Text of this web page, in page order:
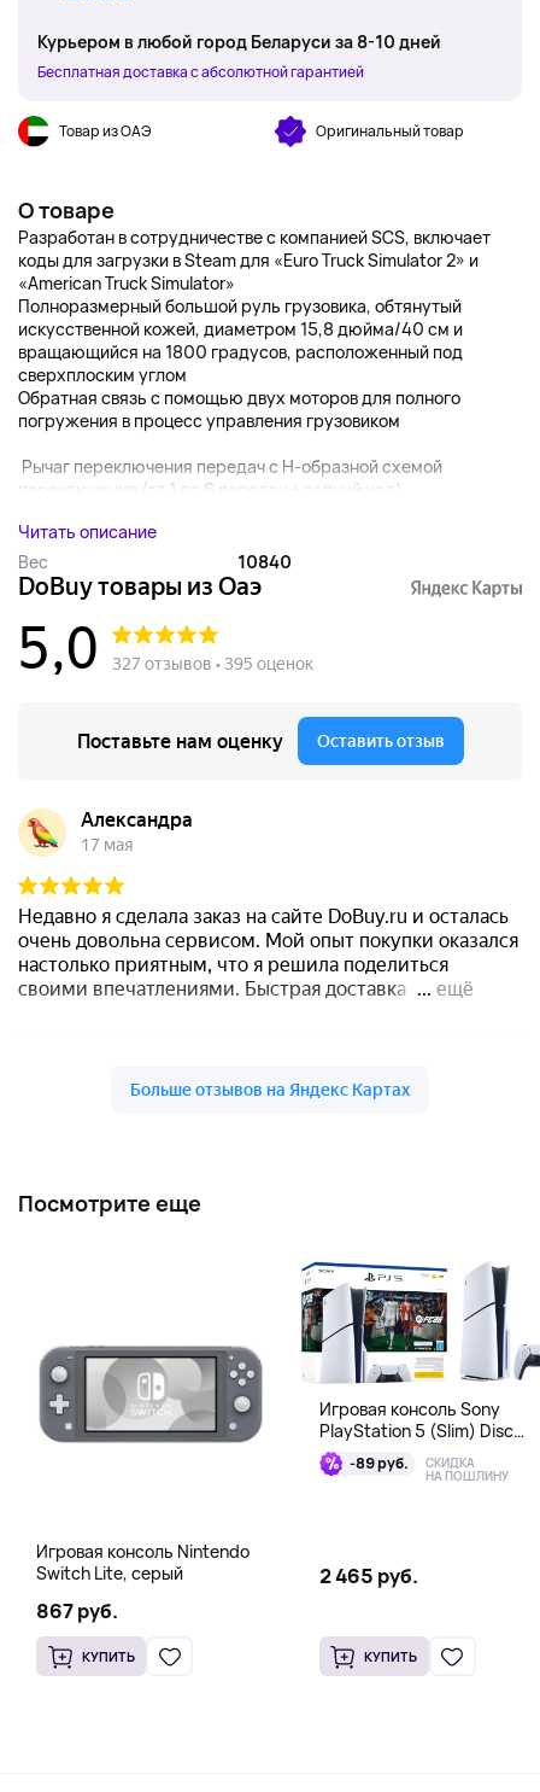
Курьером в любой город Беларуси за 8-10 дней
Бесплатная доставка с абсолютной гарантией
Товар из ОАЭ Оригинальный товар
О товаре
Разработан в сотрудничестве с компанией SCS, включает
коды для загрузки в Steam для «Euro Truck Simulator 2» и
«American Truck Simulator»
Полноразмерный большой руль грузовика, обтянутый
искусственной кожей, диаметром 15,8 дюйма/40 см и
вращающийся на 1800 градусов, расположенный под
сверхплоским углом
Обратная связь с помощью двух моторов для полного
погружения в процесс управления грузовиком
Рычаг переключения передач с H-образной схемой
переключения (от 1 до 6 передач + задний ход),...
Читать описание
Вес
10840
Посмотрите еще
Игровая консоль Nintendo
Switch Lite, серый
867 руб.
КУПИТЬ
Игровая консоль Sony
PlayStation 5 (Slim) Disc
Edition + EA Sports FC 26
Bundle-89 руб. СКИДКА
НА ПОШЛИНУ
2 465 руб.
КУПИТЬ